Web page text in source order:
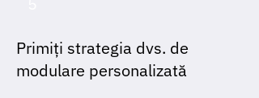
Primiți strategia dvs. de
modulare personalizată